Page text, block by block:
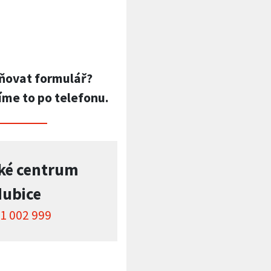
formulář?
to po telefonu.
centrum
002 999